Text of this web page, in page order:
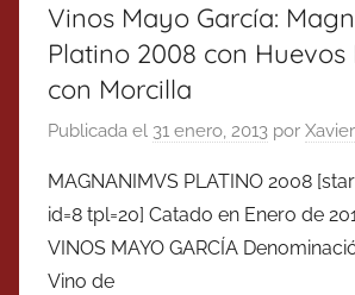
Vinos Mayo García:
Platino 2008 con Huevos
con Morcilla
Publicada el 31 enero, 2013 por
MAGNANIMVS PLATINO 2008
id=8 tpl=20] Catado en Enero de
VINOS MAYO GARCÍA
Vino de